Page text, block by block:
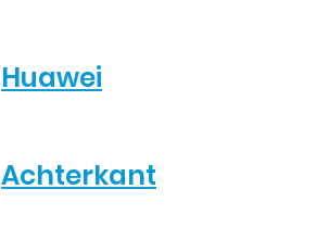
Huawei
Achterkant